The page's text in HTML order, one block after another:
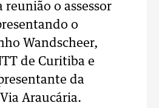
o assessor
o
Wandscheer,
de Curitiba e
da
Araucária.